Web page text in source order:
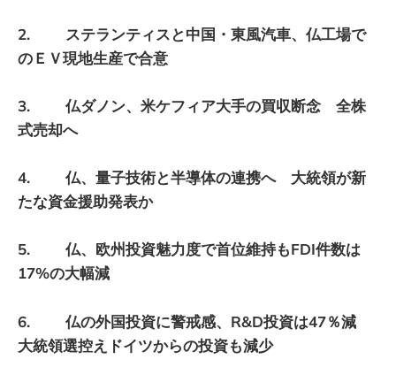
2. ステランティスと中国・東風汽車、仏工場で
のＥＶ現地生産で合意
3. 仏ダノン、米ケフィア大手の買収断念 全株
式売却へ
4. 仏、量子技術と半導体の連携へ 大統領が新
たな資金援助発表か
5. 仏、欧州投資魅力度で首位維持もFDI件数は
17%の大幅減
6. 仏の外国投資に警戒感、R&D投資は47％減
大統領選控えドイツからの投資も減少